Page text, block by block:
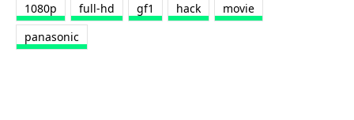
1080p full-hd gf1 hack
movie
panasonic